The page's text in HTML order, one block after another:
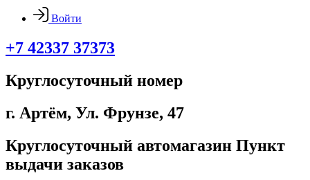
Войти
+7 42337 37373
Круглосуточный номер
г. Артём, ​Ул. Фрунзе, 47
Круглосуточный автомагазин Пункт
выдачи заказов